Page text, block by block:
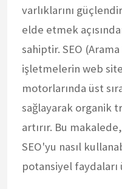
varlıklarını
elde etmek
sahiptir. SEO
işletmelerin web
motorlarında üst
sağlayarak organik
artırır. Bu
SEO'yu nasıl
potansiyel faydaları